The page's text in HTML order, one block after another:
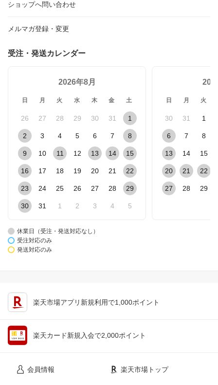
ショップへ問い合わせ
メルマガ登録・変更
受注・発送カレンダー
2026年8月
日 月 火 水 木 金 土
26 27 28 29 30 31 1
2 3 4 5 6 7 8
9 10 11 12 13 14 15
16 17 18 19 20 21 22
23 24 25 26 27 28 29
30 31 1 2 3 4 5
日 月 火
30 31 1
6 7 8
13 14 15
20 21 22
27 28 29
休業日（受注・発送対応なし）
受注対応のみ
発送対応のみ
楽天市場アプリ新規利用で1,000ポイント
楽天カード新規入会で2,000ポイント
会員情報 楽天市場トップ